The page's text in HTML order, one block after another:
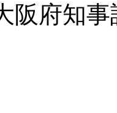
府知